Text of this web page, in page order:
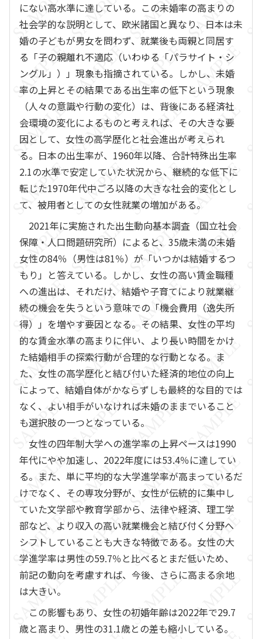
にない高水準に達している。この未婚率の高まりの
社会学的な説明として、欧米諸国と異なり、日本は未
婚の子どもが男女を問わず、就業後も両親と同居す
る「子の親離れ不適応（いわゆる「パラサイト・シ
ングル」）」現象も指摘されている。しかし、未婚
率の上昇とその結果である出生率の低下という現象
（人々の意識や行動の変化）は、背後にある経済社
会環境の変化によるものと考えれば、その大きな要
因として、女性の高学歴化と社会進出が考えられ
る。日本の出生率が、1960年以降、合計特殊出生率
2.1の水準で安定していた状況から、継続的な低下に
転じた1970年代中ごろ以降の大きな社会的変化とし
て、被用者としての女性就業の増加がある。
2021年に実施された出生動向基本調査（国立社会
保障・人口問題研究所）によると、35歳未満の未婚
女性の84％（男性は81％）が「いつかは結婚するつ
もり」と答えている。しかし、女性の高い賃金職種
への進出は、それだけ、結婚や子育てにより就業継
続の機会を失うという意味での「機会費用（逸失所
得）」を増やす要因となる。その結果、女性の平均
的な賃金水準の高まりに伴い、より長い時間をかけ
た結婚相手の探索行動が合理的な行動となる。ま
た、女性の高学歴化と結び付いた経済的地位の向上
によって、結婚自体がかならずしも最終的な目的では
なく、よい相手がいなければ未婚のままでいること
も選択肢の一つとなっている。
女性の四年制大学への進学率の上昇ペースは1990
年代にやや加速し、2022年度には53.4％に達してい
る。また、単に平均的な大学進学率が高まっているだ
けでなく、その専攻分野が、女性が伝統的に集中し
ていた文学部や教育学部から、法律や経済、理工学
部など、より収入の高い就業機会と結び付く分野へ
シフトしていることも大きな特徴である。女性の大
学進学率は男性の59.7％と比べるとまだ低いため、
前記の動向を考慮すれば、今後、さらに高まる余地
は大きい。
この影響もあり、女性の初婚年齢は2022年で29.7
歳と高まり、男性の31.1歳との差も縮小している。